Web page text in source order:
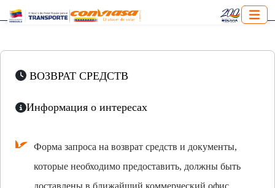
ВОЗВРАТ СРЕДСТВ
Информация о интересах
Форма запроса на возврат средств и документы,
которые необходимо предоставить, должны быть
доставлены в ближайший коммерческий офис